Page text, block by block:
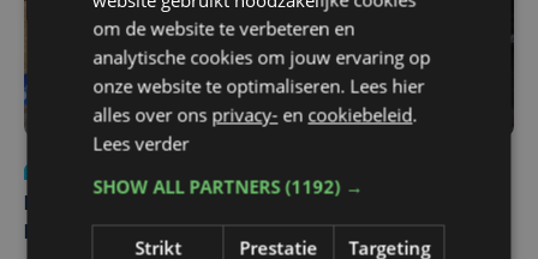
om de website te verbeteren en
analytische cookies om jouw ervaring op
onze website te optimaliseren. Lees hier
alles over ons privacy- en cookiebeleid.
Lees verder
SHOW ALL PARTNERS(1192) →
Strikt
Prestatie Targeting